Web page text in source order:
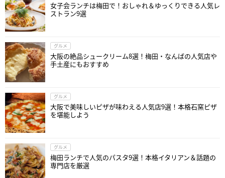
女子会ランチは梅田で！おしゃれ＆ゆっくりできる人気レ
ストラン9選
グルメ
大阪の絶品シュークリーム8選！梅田・なんばの人気店や
手土産にもおすすめ
グルメ
大阪で美味しいピザが味わえる人気店9選！本格石窯ピザ
を堪能しよう
グルメ
梅田ランチで人気のパスタ9選！本格イタリアン＆話題の
専門店を厳選